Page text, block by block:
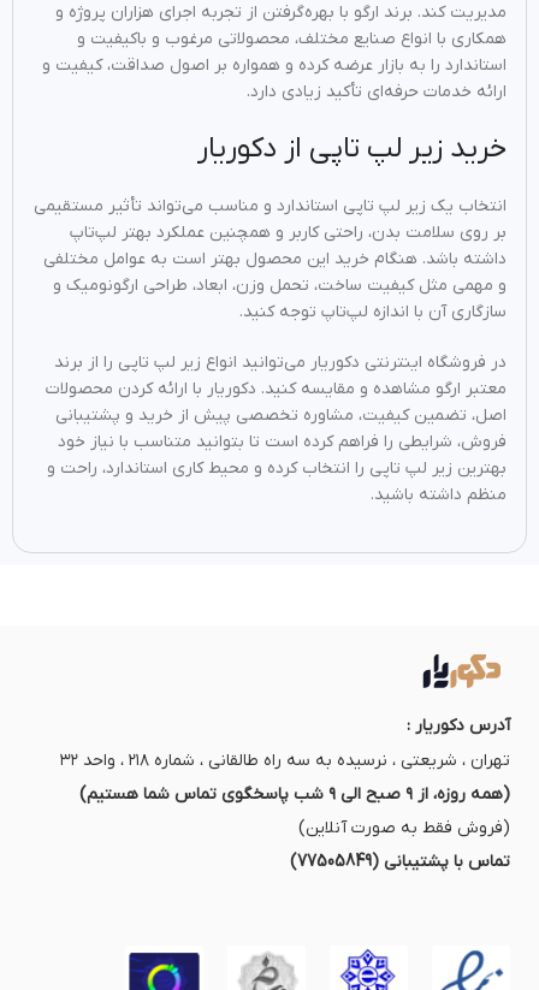
مدیریت کند. برند ارگو با بهره‌گرفتن از تجربه اجرای هزاران پروژه و
همکاری با انواع صنایع مختلف، محصولاتی مرغوب و باکیفیت و
استاندارد را به بازار عرضه کرده و همواره بر اصول صداقت، کیفیت و
ارائه خدمات حرفه‌ای تأکید زیادی دارد.
خرید زیر لپ تاپی از دکوریار
انتخاب یک زیر لپ تاپی استاندارد و مناسب می‌تواند تأثیر مستقیمی
بر روی سلامت بدن، راحتی کاربر و همچنین عملکرد بهتر لپ‌تاپ
داشته باشد. هنگام خرید این محصول بهتر است به عوامل مختلفی
و مهمی مثل کیفیت ساخت، تحمل وزن، ابعاد، طراحی ارگونومیک و
سازگاری آن با اندازه لپ‌تاپ توجه کنید.
در فروشگاه اینترنتی دکوریار می‌توانید انواع زیر لپ تاپی را از برند
معتبر ارگو مشاهده و مقایسه کنید. دکوریار با ارائه کردن محصولات
اصل، تضمین کیفیت، مشاوره تخصصی پیش از خرید و پشتیبانی
فروش، شرایطی را فراهم کرده است تا بتوانید متناسب با نیاز خود
بهترین زیر لپ تاپی را انتخاب کرده و محیط کاری استاندارد، راحت و
منظم داشته باشید.
آدرس دکوریار :
تهران ، شریعتی ، نرسیده به سه راه طالقانی ، شماره ۲۱۸ ، واحد ۳۲
(همه روزه، از ۹ صبح الی ۹ شب پاسخگوی تماس شما هستیم)
(فروش فقط به صورت آنلاین)
تماس با پشتیبانی (77505849)